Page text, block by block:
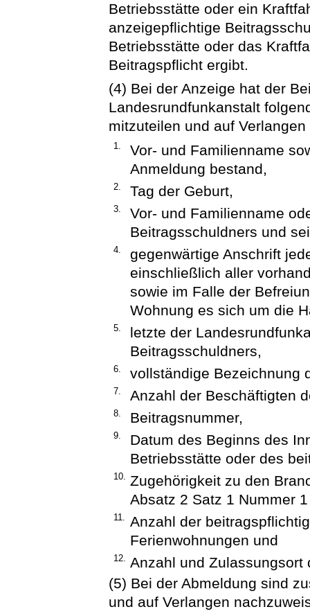
Betriebsstätte oder ein
anzeigepflichtige
Betriebsstätte oder das
Beitragspflicht ergibt.
(4) Bei der Anzeige hat der
Landesrundfunkanstalt
mitzuteilen und auf
1.
Vor- und Familienname
Anmeldung bestand,
2. Tag der Geburt,
3.
Vor- und Familienname
Beitragsschuldners und
4.
gegenwärtige Anschrift
einschließlich aller
sowie im Falle der
Wohnung es sich um die
5.
letzte der
Beitragsschuldners,
6. vollständige Bezeichnung
7. Anzahl der Beschäftigten
8. Beitragsnummer,
9.
Datum des Beginns des
Betriebsstätte oder des
10.
Zugehörigkeit zu den
Absatz 2 Satz 1 Nummer
11.
Anzahl der
Ferienwohnungen und
12.
Anzahl und Zulassungsort
(5) Bei der Abmeldung sind
und auf Verlangen